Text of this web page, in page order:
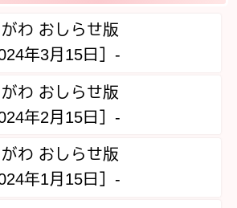
わ おしらせ版
年3月15日］‐
わ おしらせ版
年2月15日］‐
わ おしらせ版
年1月15日］‐